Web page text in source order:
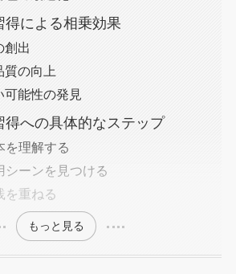
得による相乗効果
創出
質の向上
可能性の発見
得への具体的なステップ
を理解する
シーンを見つける
を重ねる
もっと見る